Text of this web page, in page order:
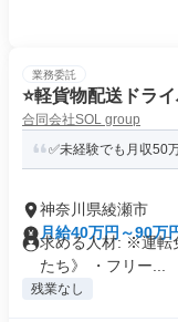
業務委託
⭐️軽貨物配送ドラ
合同会社SOL group
✅未経験でも月収50
神奈川県綾瀬市
月給40万円～90万
求める人材: ※運転
たち》 ・フリー...
残業なし